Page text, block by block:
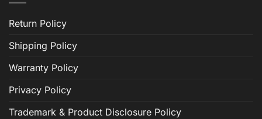
Return Policy
Shipping Policy
Warranty Policy
Privacy Policy
Trademark & Product Disclosure Policy